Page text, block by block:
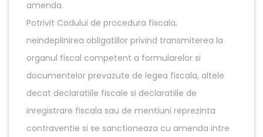
amenda.
Potrivit Codului de procedura fiscala,
neindeplinirea obligatiilor privind transmiterea la
organul fiscal competent a formularelor si
documentelor prevazute de legea fiscala, altele
decat declaratiile fiscale si declaratiile de
inregistrare fiscala sau de mentiuni reprezinta
contraventie si se sanctioneaza cu amenda intre